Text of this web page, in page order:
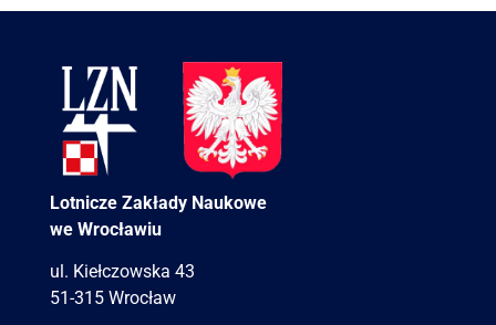
Lotnicze Zakłady Naukowe
we Wrocławiu
ul. Kiełczowska 43
51-315 Wrocław